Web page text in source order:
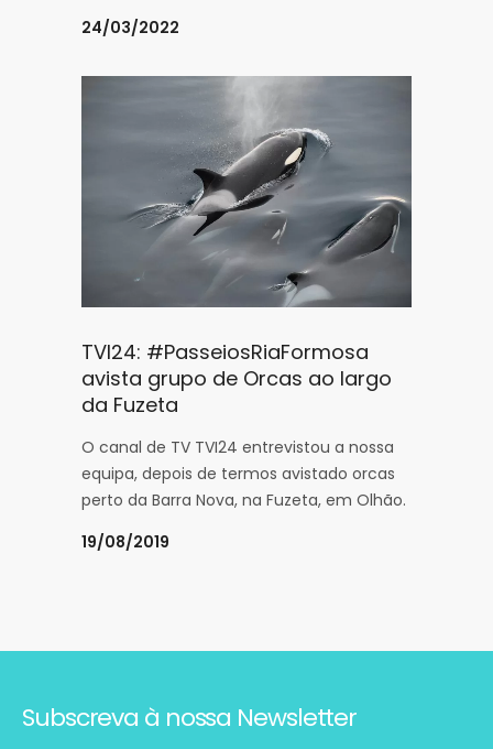
24/03/2022
TVI24: #PasseiosRiaFormosa
avista grupo de Orcas ao largo
da Fuzeta
O canal de TV TVI24 entrevistou a nossa
equipa, depois de termos avistado orcas
perto da Barra Nova, na Fuzeta, em Olhão.
19/08/2019
Subscreva à nossa Newsletter